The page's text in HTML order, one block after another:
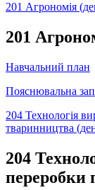
201 Агрономія
201
Навчальний план
Пояснювальна
204 Технологія
тваринництва
204
переробки